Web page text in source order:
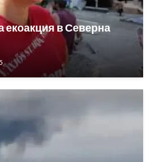
екоакция в Северна